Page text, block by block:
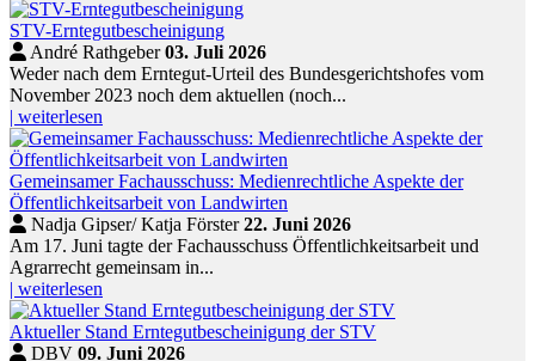
STV-Erntegutbescheinigung
André Rathgeber 03. Juli 2026
Weder nach dem Erntegut-Urteil des Bundesgerichtshofes vom
November 2023 noch dem aktuellen (noch...
| weiterlesen
Gemeinsamer Fachausschuss: Medienrechtliche Aspekte der
Öffentlichkeitsarbeit von Landwirten
Nadja Gipser/ Katja Förster 22. Juni 2026
Am 17. Juni tagte der Fachausschuss Öffentlichkeitsarbeit und
Agrarrecht gemeinsam in...
| weiterlesen
Aktueller Stand Erntegutbescheinigung der STV
DBV 09. Juni 2026